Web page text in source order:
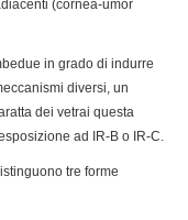
(cornea-umor
in grado di indurre
diversi, un
dei vetrai questa
ad IR-B o IR-C.
tre forme